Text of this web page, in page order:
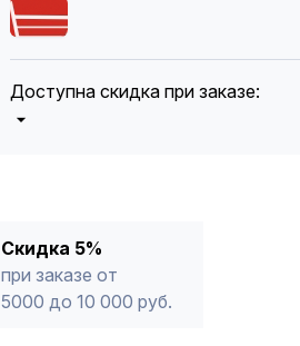
Доступна скидка при заказе:
* -Для заказов, состоящих
продукции, максимальная скидка
Скидка 5%
при заказе от
5000 до 10 000 руб.